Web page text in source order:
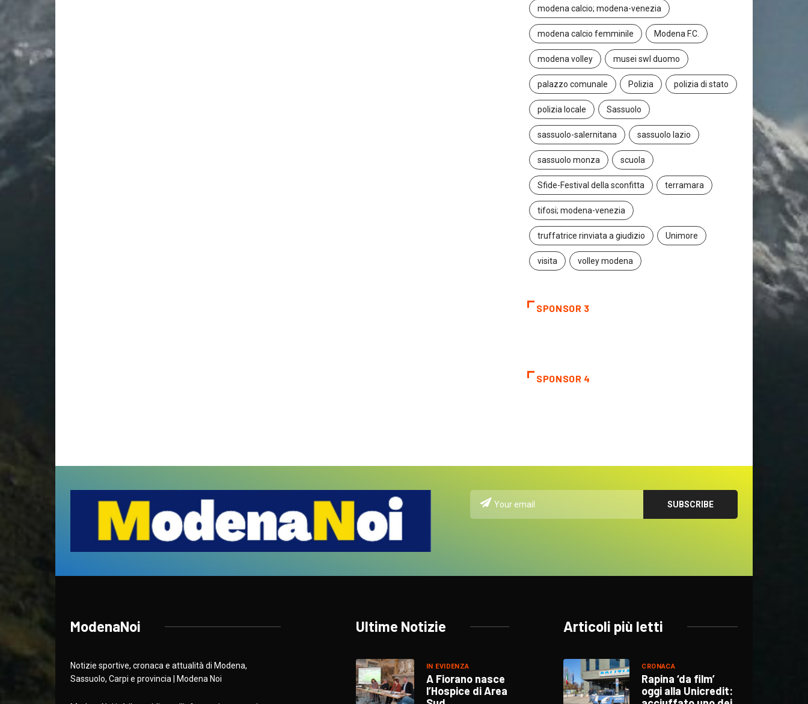
modena calcio; modena-venezia
modena calcio femminile Modena F.C.
modena volley musei swl duomo
palazzo comunale Polizia polizia di stato
polizia locale Sassuolo
sassuolo-salernitana sassuolo lazio
sassuolo monza scuola
Sfide-Festival della sconfitta terramara
tifosi; modena-venezia
truffatrice rinviata a giudizio Unimore
visita volley modena
SPONSOR 3
SPONSOR 4
ModenaNoi
Notizie sportive, cronaca e attualità di Modena,
Sassuolo, Carpi e provincia | Modena Noi
Ultime Notizie
IN EVIDENZA
A Fiorano nasce
l’Hospice di Area
Articoli più letti
CRONACA
Rapina ‘da film’
oggi alla Unicredit: